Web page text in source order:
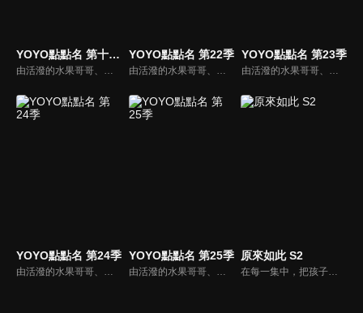
YOYO點點名 第十八季
由活潑的水果哥哥、姐姐們所主持的特別節目，並且帶著小朋友一起唱唱跳跳，藉由自製兒歌和體適能專家強詩雲老師特別設計的肢體動作，來強化兒童律動與協調能力，並進而促進親子間的親密關係。
YOYO點點名 第22季
由活潑的水果哥哥、姐姐們所主持的特別節目，並且帶著小朋友一起唱唱跳跳，藉由自製兒歌和體適能專家強詩雲老師特別設計的肢體動作，來強化兒童律動與協調能力，並進而促進親子間的親密關係。
YOYO點點名 第23季
由活潑的水果哥哥、姐姐們所主持的特別節目，並且帶著小朋友一起唱唱跳跳，藉由自製兒歌和體適能專家強詩雲老師特別設計的肢體動作，來強化兒童律動與協調能力，並進而促進親子間的親密關係。
YOYO點點名 第24季
由活潑的水果哥哥、姐姐們所主持的特別節目，並且帶著小朋友一起唱唱跳跳，藉由自製兒歌和體適能專家強詩雲老師特別設計的肢體動作，來強化兒童律動與協調能力，並進而促進親子間的親密關係。
YOYO點點名 第25季
由活潑的水果哥哥、姐姐們所主持的特別節目，並且帶著小朋友一起唱唱跳跳，藉由自製兒歌和體適能專家強詩雲老師特別設計的肢體動作，來強化兒童律動與協調能力，並進而促進親子間的親密關係。
原來如此 S2
在每一集中，把孩子在生活中最常遇到的問題，以情境劇的方式解答，並搭配鮮豔的色彩、可愛的動畫元素及哥哥姐姐豐富的表演，吸引孩童目光。除了精彩的節目內容外，也加入客家話生活用語教學，讓孩童在收視節目的過程中，自然而然學會客語。